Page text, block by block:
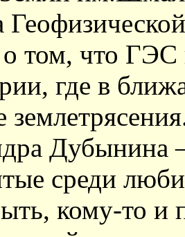
о том, что ГЭС
где в
Дубынина
среди
кому-то и